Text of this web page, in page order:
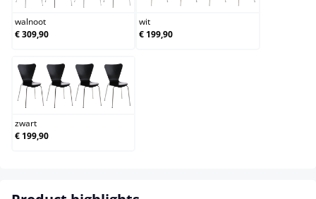
walnoot
€ 309,90
wit
€ 199,90
zwart
zwart
€ 199,90